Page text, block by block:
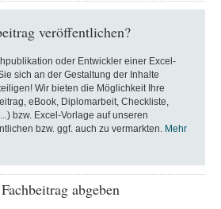
veröffentlichen?
oder Entwickler einer Excel-
sich an der Gestaltung der Inhalte
Wir bieten die Möglichkeit Ihre
eBook, Diplomarbeit, Checkliste,
bzw. Excel-Vorlage auf unseren
bzw. ggf. auch zu vermarkten. Mehr
abgeben